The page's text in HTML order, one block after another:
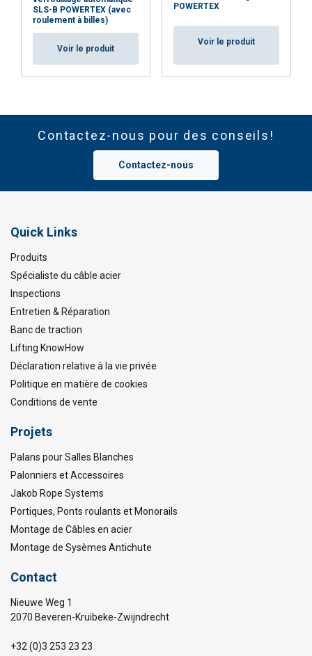
SLS-B POWERTEX (avec
roulement à billes)
Voir le produit
POWERTEX
Voir le produit
Contactez-nous pour des conseils!
Contactez-nous
Quick Links
Produits
Spécialiste du câble acier
Inspections
Entretien & Réparation
Banc de traction
Lifting KnowHow
Déclaration relative à la vie privée
Politique en matière de cookies
Conditions de vente
Projets
Palans pour Salles Blanches
Palonniers et Accessoires
Jakob Rope Systems
Portiques, Ponts roulants et Monorails
Montage de Câbles en acier
Montage de Sysèmes Antichute
Contact
Nieuwe Weg 1
2070 Beveren-Kruibeke-Zwijndrecht
+32 (0)3 253 23 23